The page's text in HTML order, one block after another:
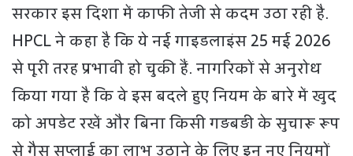
सरकार इस दिशा में काफी तेजी से कदम उठा रही है.
HPCL ने कहा है कि ये नई गाइडलाइंस 25 मई 2026
से पूरी तरह प्रभावी हो चुकी हैं. नागरिकों से अनुरोध
किया गया है कि वे इस बदले हुए नियम के बारे में खुद
को अपडेट रखें और बिना किसी गड़बड़ी के सुचारू रूप
से गैस सप्लाई का लाभ उठाने के लिए इन नए नियमों